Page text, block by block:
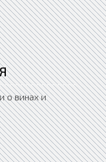
о винах и